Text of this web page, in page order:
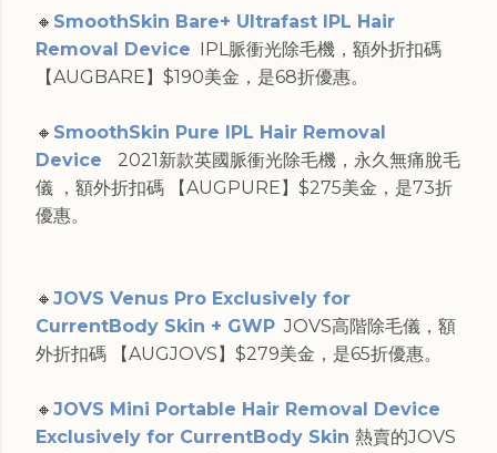
🔸 SmoothSkin Bare+ Ultrafast IPL Hair
Removal Device IPL脈衝光除毛機，額外折扣碼
【AUGBARE】$190美金，是68折優惠。
🔸 SmoothSkin Pure IPL Hair Removal
Device
2021新款英國脈衝光除毛機，永久無痛脫毛
儀 ，額外折扣碼 【AUGPURE】$275美金，是73折
優惠。
🔸 JOVS Venus Pro Exclusively for
CurrentBody Skin + GWP JOVS高階除毛儀，額
外折扣碼 【AUGJOVS】$279美金，是65折優惠。
🔸 JOVS Mini Portable Hair Removal Device
Exclusively for CurrentBody Skin 熱賣的JOVS